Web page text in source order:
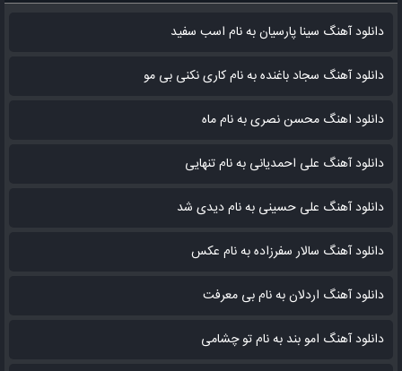
دانلود آهنگ سینا پارسیان به نام اسب سفید
دانلود آهنگ سجاد باغنده به نام کاری نکنی بی مو
دانلود اهنگ محسن نصری به نام‌ ماه
دانلود آهنگ علی احمدیانی به نام تنهایی
دانلود آهنگ علی حسینی به نام دیدی شد
دانلود آهنگ سالار سفرزاده به نام عکس
دانلود آهنگ اردلان به نام بی معرفت
دانلود آهنگ امو بند به نام تو چشامی